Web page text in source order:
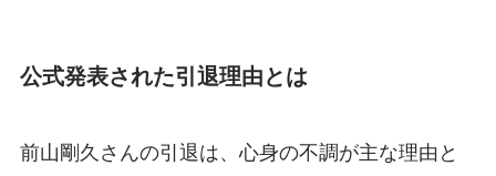
公式発表された引退理由とは
前山剛久さんの引退は、心身の不調が主な理由と